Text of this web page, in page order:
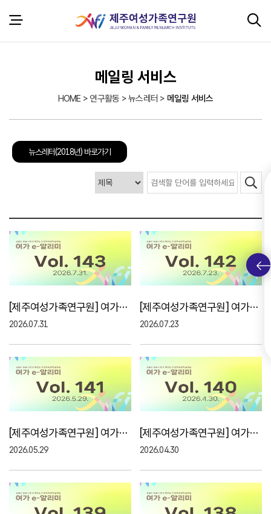
메일링 서비스
HOME > 연구활동 > 뉴스레터 > 메일링 서비스
뉴스레터(2018년) 바로가기
[제주여성가족연구원] 여가e-알리미 143호, 7월의 ..
2026.07.31
[제주여성가족연구원] 여가e-알리미 142호, 7월의 ..
2026.07.23
[제주여성가족연구원] 여가e-알리미 141호, 5월의 ..
2026.05.29
[제주여성가족연구원] 여가e-알리미 140호, 4월의 ..
2026.04.30